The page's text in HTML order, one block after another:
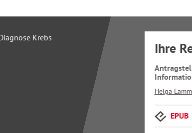
Ihre
Helga
EPUB